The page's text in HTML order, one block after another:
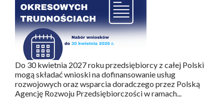
Do 30 kwietnia 2027 roku przedsiębiorcy z całej Polski
mogą składać wnioski na dofinansowanie usług
rozwojowych oraz wsparcia doradczego przez Polską
Agencję Rozwoju Przedsiębiorczości w ramach...